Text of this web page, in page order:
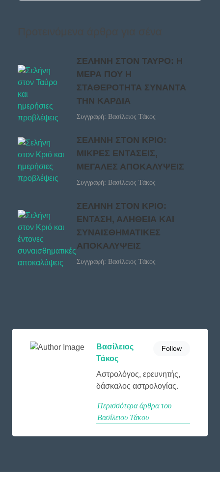
ΣΕΛΗΝΗ ΣΤΟΝ ΤΑΥΡΟ: Η
ΜΕΡΑ ΠΟΥ Η
ΣΤΑΘΕΡΟΤΗΤΑ ΣΥΝΑΝΤΑ
ΤΗΝ ΚΑΡΔΙΑ
Συγγραφή: Βασίλειος Τάκος
ΣΕΛΗΝΗ ΣΤΟΝ ΚΡΙΟ:
ΜΙΚΡΕΣ ΕΝΤΑΣΕΙΣ,
ΜΕΓΑΛΕΣ ΑΠΟΚΑΛΥΨΕΙΣ
Συγγραφή: Βασίλειος Τάκος
ΣΕΛΗΝΗ ΣΤΟΝ ΚΡΙΟ:
ΕΝΤΑΣΗ, ΑΛΗΘΕΙΑ ΚΑΙ
ΣΥΝΑΙΣΘΗΜΑΤΙΚΕΣ
ΑΠΟΚΑΛΥΨΕΙΣ
Συγγραφή: Βασίλειος Τάκος
Βασίλειος
Τάκος
Follow
Αστρολόγος, ερευνητής,
δάσκαλος αστρολογίας.
Περισσότερα άρθρα του
Βασίλειου Τάκου